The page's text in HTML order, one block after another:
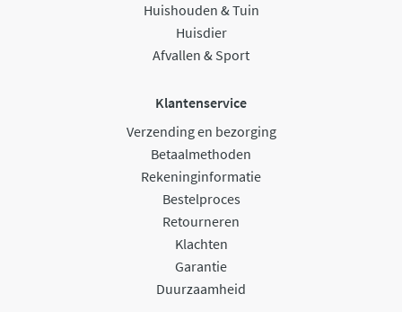
Huishouden & Tuin
Huisdier
Afvallen & Sport
Klantenservice
Verzending en bezorging
Betaalmethoden
Rekeninginformatie
Bestelproces
Retourneren
Klachten
Garantie
Duurzaamheid